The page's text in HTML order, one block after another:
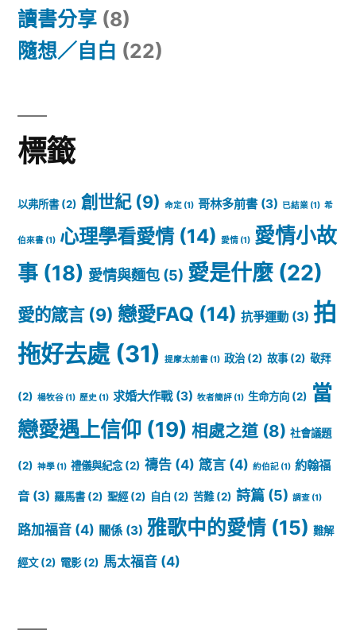
讀書分享 (8)
隨想／自白 (22)
標籤
以弗所書(2) 創世紀(9) 命定 (1) 哥林多前書 (3) 已結業 (1) 希
伯來書 (1) 心理學看愛情(14) 愛情 (1) 愛情小故
事 (18) 愛情與麵包 (5) 愛是什麼 (22)
愛的箴言(9) 戀愛FAQ (14) 抗爭運動 (3) 拍
拖好去處 (31) 提摩太前書 (1) 政治(2) 故事(2) 敬拜
(2) 楊牧谷 (1) 歷史 (1) 求婚大作戰(3) 牧者簡評 (1) 生命方向 (2) 當
戀愛遇上信仰 (19) 相處之道 (8) 社會議題
(2) 神學 (1) 禮儀與紀念(2) 禱告 (4) 箴言 (4) 約伯記 (1) 約翰福
音 (3) 羅馬書(2) 聖經(2) 自白 (2) 苦難(2) 詩篇 (5) 調查 (1)
路加福音 (4) 關係 (3) 雅歌中的愛情 (15) 難解
經文(2) 電影(2) 馬太福音 (4)